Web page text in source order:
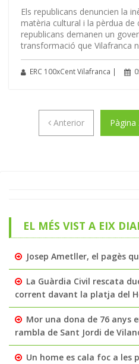
Els republicans denuncien la
matèria cultural i la pèrdua de
republicans demanen un
transformació que Vilafranca
ERC 100xCent Vilafranca |
AnteriorAnteriorPàgina
EL MÉS VIST A EIX
Josep Ametller, el pagès
La Guàrdia Civil rescata
corrent davant la platja del
Mor una dona de 76 anys
rambla de Sant Jordi de
Un home es cala foc a les